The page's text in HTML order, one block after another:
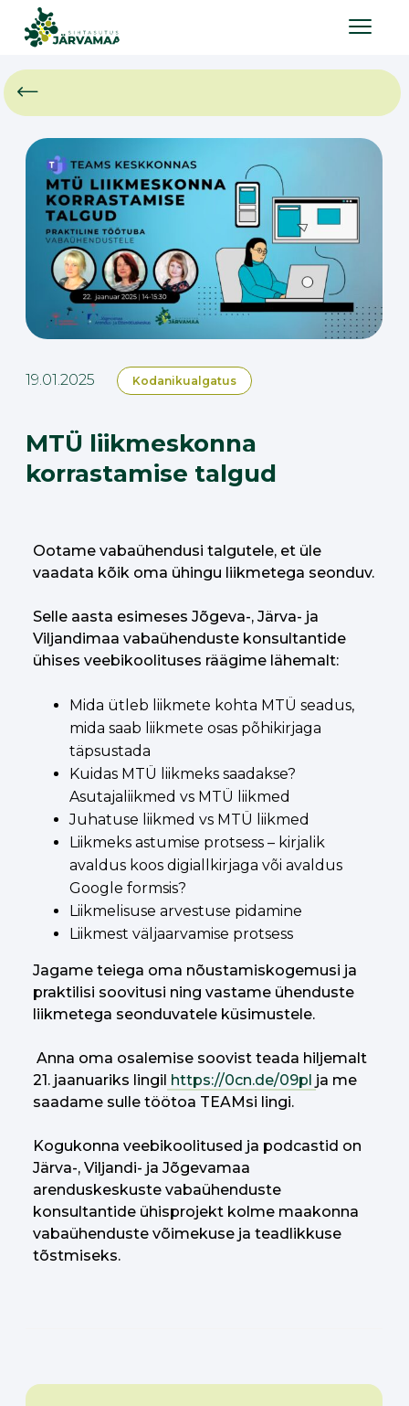
19.01.2025 Kodanikualgatus
MTÜ liikmeskonna
korrastamise talgud
Ootame vabaühendusi talgutele, et üle
vaadata kõik oma ühingu liikmetega seonduv.
Selle aasta esimeses Jõgeva-, Järva- ja
Viljandimaa vabaühenduste konsultantide
ühises veebikoolituses räägime lähemalt:
Mida ütleb liikmete kohta MTÜ seadus,
mida saab liikmete osas põhikirjaga
täpsustada
Kuidas MTÜ liikmeks saadakse?
Asutajaliikmed vs MTÜ liikmed
Juhatuse liikmed vs MTÜ liikmed
Liikmeks astumise protsess – kirjalik
avaldus koos digiallkirjaga või avaldus
Google formsis?
Liikmelisuse arvestuse pidamine
Liikmest väljaarvamise protsess
Jagame teiega oma nõustamiskogemusi ja
praktilisi soovitusi ning vastame ühenduste
liikmetega seonduvatele küsimustele.
Anna oma osalemise soovist teada hiljemalt
21. jaanuariks lingil https://0cn.de/09pl ja me
saadame sulle töötoa TEAMsi lingi.
Kogukonna veebikoolitused ja podcastid on
Järva-, Viljandi- ja Jõgevamaa
arenduskeskuste vabaühenduste
konsultantide ühisprojekt kolme maakonna
vabaühenduste võimekuse ja teadlikkuse
tõstmiseks.